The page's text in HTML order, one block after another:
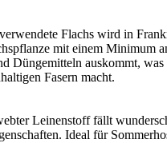
Flachs wird in
mit einem Minimum
Düngemitteln auskommt, was
Fasern macht.
Leinenstoff fällt
Ideal für